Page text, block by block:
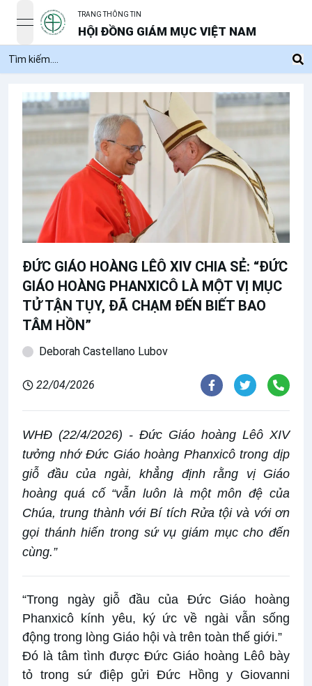
open navigation menu
TRANG THÔNG TIN
HỘI ĐỒNG GIÁM MỤC VIỆT NAM
ĐỨC GIÁO HOÀNG LÊÔ XIV CHIA SẺ: “ĐỨC
GIÁO HOÀNG PHANXICÔ LÀ MỘT VỊ MỤC
TỬ TẬN TỤY, ĐÃ CHẠM ĐẾN BIẾT BAO
TÂM HỒN”
Deborah Castellano Lubov
22/04/2026
WHĐ (22/4/2026) - Đức Giáo hoàng Lêô XIV
tưởng nhớ Đức Giáo hoàng Phanxicô trong dịp
giỗ đầu của ngài, khẳng định rằng vị Giáo
hoàng quá cố “vẫn luôn là một môn đệ của
Chúa, trung thành với Bí tích Rửa tội và với ơn
gọi thánh hiến trong sứ vụ giám mục cho đến
cùng.”
“Trong ngày giỗ đầu của Đức Giáo hoàng
Phanxicô kính yêu, ký ức về ngài vẫn sống
động trong lòng Giáo hội và trên toàn thế giới.”
Đó là tâm tình được Đức Giáo hoàng Lêô bày
tỏ trong sứ điệp gửi Đức Hồng y Giovanni